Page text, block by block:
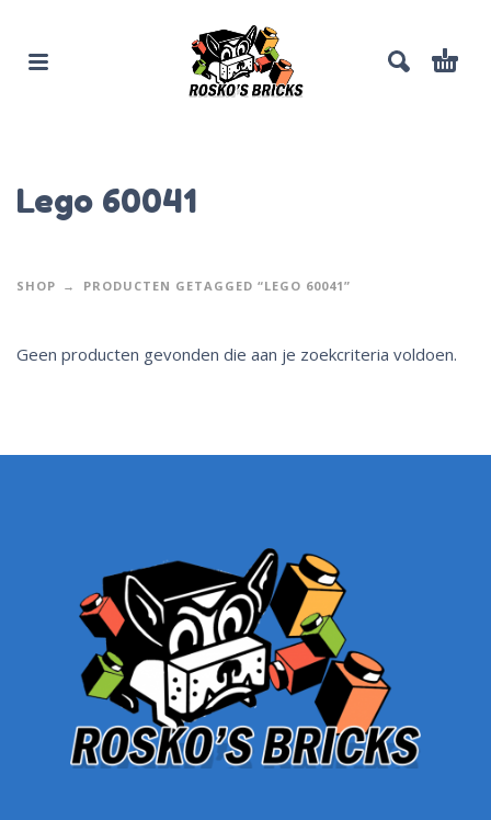
Lego 60041
SHOP PRODUCTEN GETAGGED “LEGO 60041”
Geen producten gevonden die aan je zoekcriteria voldoen.